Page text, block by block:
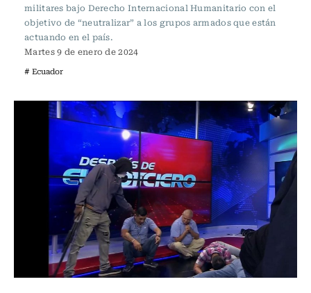
militares bajo Derecho Internacional Humanitario con el
objetivo de “neutralizar” a los grupos armados que están
actuando en el país.
Martes 9 de enero de 2024
# Ecuador